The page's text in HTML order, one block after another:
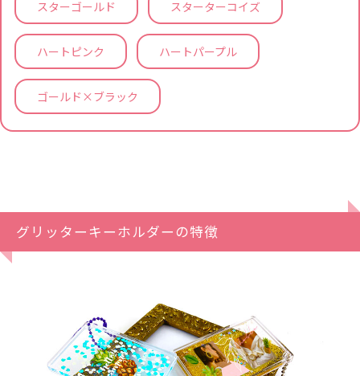
スターゴールド スターターコイズ
ハートピンク ハートパープル
ゴールド×ブラック
グリッターキーホルダーの特徴